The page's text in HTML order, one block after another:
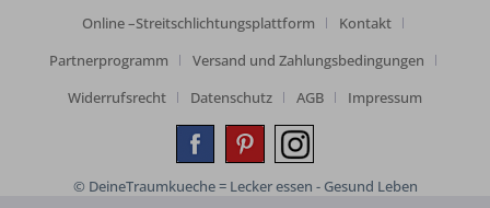
Online –Streitschlichtungsplattform
Kontakt
Partnerprogramm
Versand und Zahlungsbedingungen
Widerrufsrecht
Datenschutz AGB Impressum
© DeineTraumkueche = Lecker essen - Gesund Leben